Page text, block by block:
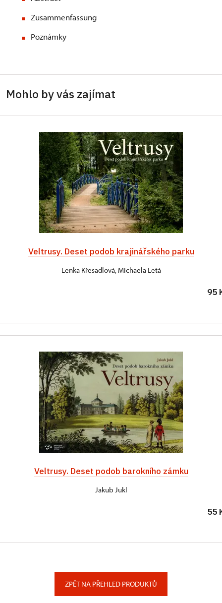
Zusammenfassung
Poznámky
Mohlo by vás zajímat
Veltrusy. Deset podob krajinářského parku
Lenka Křesadlová, Michaela Letá
95
Veltrusy. Deset podob barokního zámku
Jakub Jukl
55
ZPĚT NA PŘEHLED PRODUKTŮ